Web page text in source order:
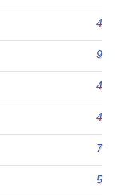
4
9
4
4
7
5